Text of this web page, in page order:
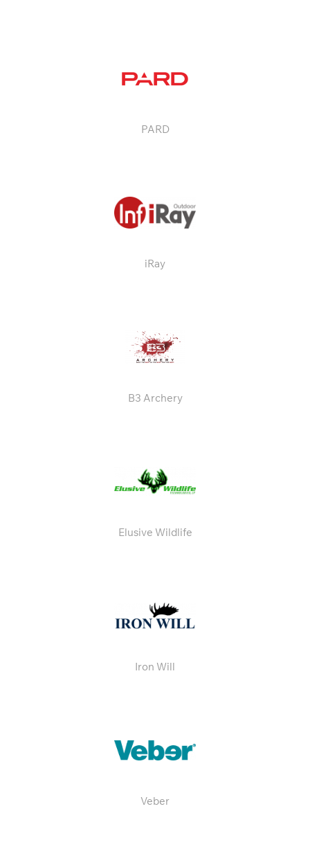
PARD
iRay
B3 Archery
Elusive Wildlife
Iron Will
Veber